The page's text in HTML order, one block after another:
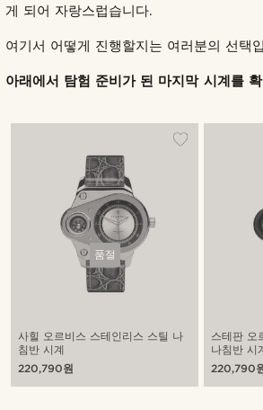
게 되어 자랑스럽습니다.
여기서 어떻게 진행할지는 여러분의 선택
아래에서 탐험 준비가 된 마지막 시계를
품절
사힐 오르비스 스테인리스 스틸 나
침반 시계
220,790원
스테판 오
나침반 시
220,790